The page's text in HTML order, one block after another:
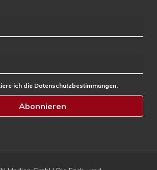
ich die Datenschutzbestimmungen.